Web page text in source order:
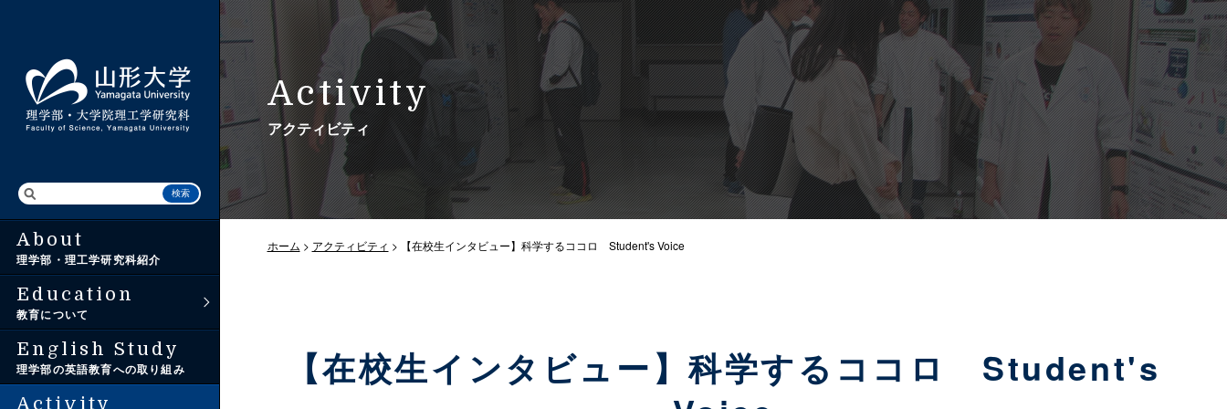
About
理学部・理工学研究科紹介
Education
教育について
入学から卒業まで
3つの教育ポリシー
卒業後の進路
English Study
理学部の英語教育への取り組み
Activity
アドミッション・
ポリシー
理学部入試情報
大学院理工学研究科
入試情報
トップ（研究ニュース）
研究ハイライト
教員紹介
Activity
アクティビティ
ホーム > アクティビティ > 【在校生インタビュー】科学するココロ Student's Voice
【在校生インタビュー】科学するココロ Student's